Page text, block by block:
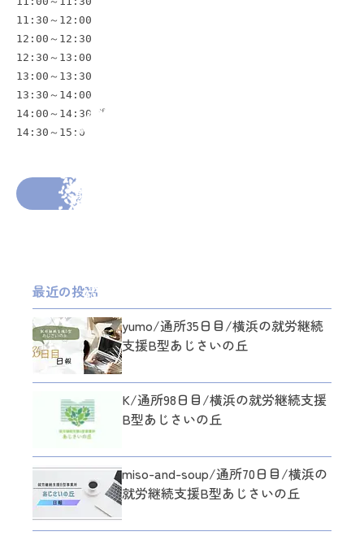
11:30～12:00
12:00～12:30
12:30～13:00
13:00～13:30
13:30～14:00
14:00～14:30 課題１２
14:30～15:00
前の投稿へ
最近の投稿
yumo/通所35日目/横浜の就労継続
支援B型あじさいの丘
K/通所98日目/横浜の就労継続支援
B型あじさいの丘
miso-and-soup/通所70日目/横浜の
就労継続支援B型あじさいの丘